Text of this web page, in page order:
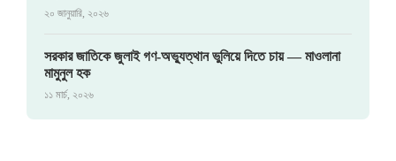
২০ জানুয়ারি, ২০২৬
সরকার জাতিকে জুলাই গণ-অভ্যুত্থান ভুলিয়ে দিতে চায় — মাওলানা
মামুনুল হক
১১ মার্চ, ২০২৬